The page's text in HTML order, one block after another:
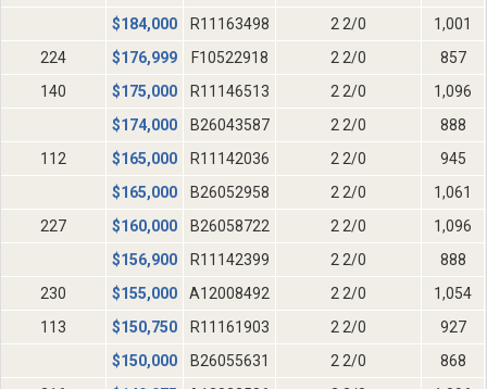
$184,000 R11163498 2 2/0
1,001
224
$176,999 F10522918 2 2/0
857
140
$175,000 R11146513 2 2/0
1,096
$174,000 B26043587 2 2/0
888
112
$165,000 R11142036 2 2/0
945
$165,000 B26052958 2 2/0
1,061
227
$160,000 B26058722 2 2/0
1,096
$156,900 R11142399 2 2/0
888
230
$155,000 A12008492 2 2/0
1,054
113
$150,750 R11161903 2 2/0
927
$150,000 B26055631 2 2/0
868